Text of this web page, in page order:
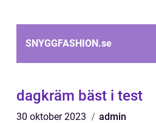
SNYGGFASHION.se
dagkräm bäst i test
30 oktober 2023 admin